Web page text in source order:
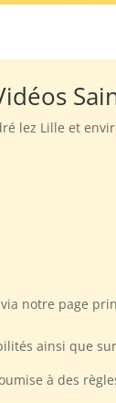
lez Lille et
via notre page
ainsi que
à des